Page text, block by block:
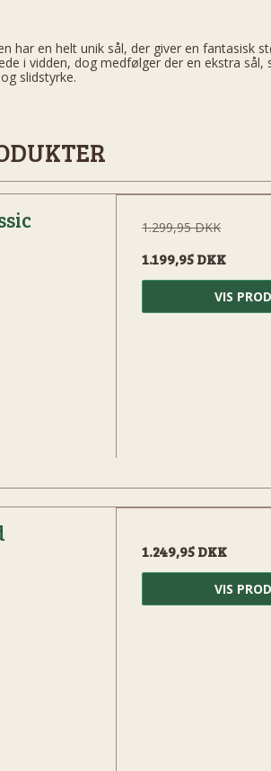
har en helt unik sål, der giver en fantasisk
i vidden, dog medfølger der en ekstra sål,
slidstyrke.
1.299,95 DKK
1.199,95 DKK
VIS
1.249,95 DKK
VIS